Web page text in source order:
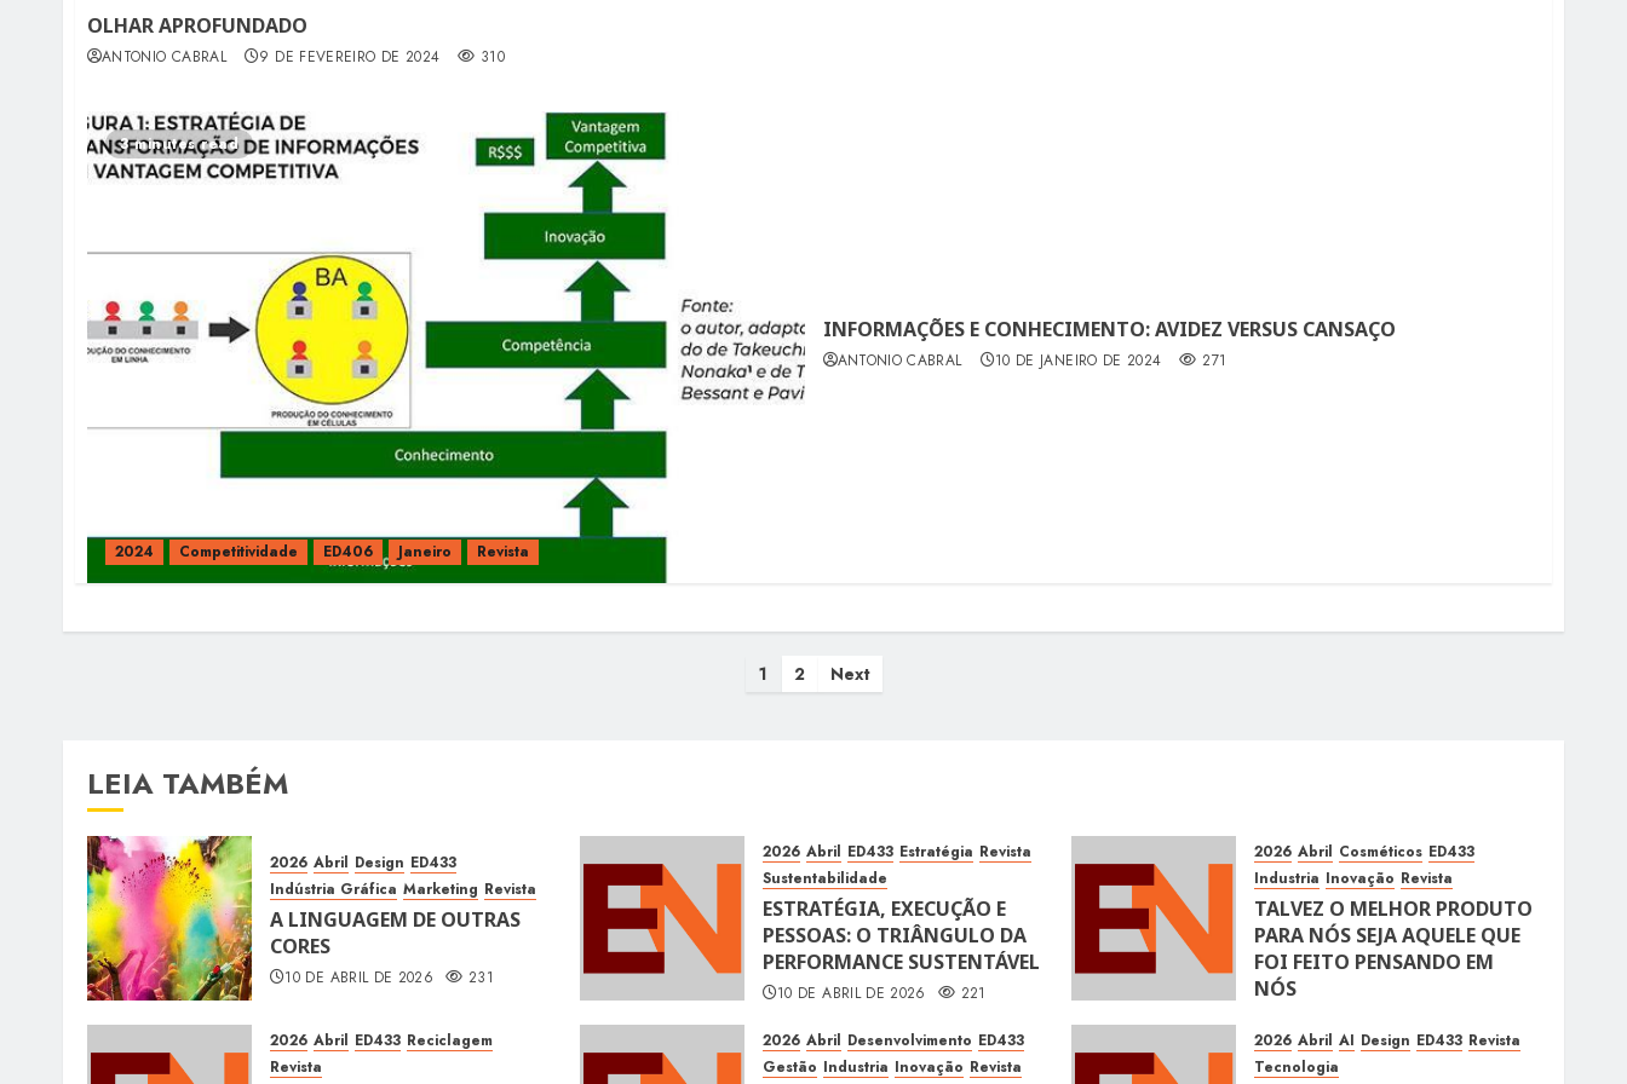
OLHAR APROFUNDADO
ANTONIO CABRAL 9 DE FEVEREIRO DE 2024 310
3 minutes read
2024 Competitividade ED406 Janeiro Revista
INFORMAÇÕES E CONHECIMENTO: AVIDEZ VERSUS CANSAÇO
ANTONIO CABRAL 10 DE JANEIRO DE 2024 271
Paginação
1 2 Next
LEIA TAMBÉM
2026 Abril Design ED433
Indústria Gráfica Marketing Revista
A LINGUAGEM DE OUTRAS
CORES
10 DE ABRIL DE 2026 231
2026 Abril ED433 Estratégia Revista
Sustentabilidade
ESTRATÉGIA, EXECUÇÃO E
PESSOAS: O TRIÂNGULO DA
PERFORMANCE SUSTENTÁVEL
10 DE ABRIL DE 2026 221
2026 Abril Cosméticos ED433
Industria Inovação Revista
TALVEZ O MELHOR PRODUTO
PARA NÓS SEJA AQUELE QUE
FOI FEITO PENSANDO EM
NÓS
2026 Abril ED433 Reciclagem
Revista
2026 Abril Desenvolvimento ED433
Gestão Industria Inovação Revista
2026 Abril AI Design ED433 Revista
Tecnologia